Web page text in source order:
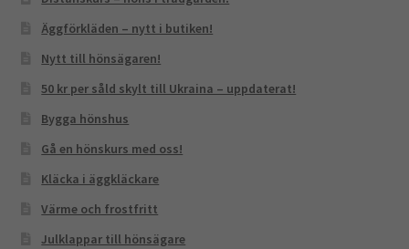
Äggförkläden – nytt i butiken!
Nytt till hönsägaren!
50 kr per såld skylt till Ukraina – uppdaterat!
Bygga hönshus
Gå en hönskurs med oss!
Kläcka i äggkläckare
Värme och frostfritt
Julklappar till hönsägare